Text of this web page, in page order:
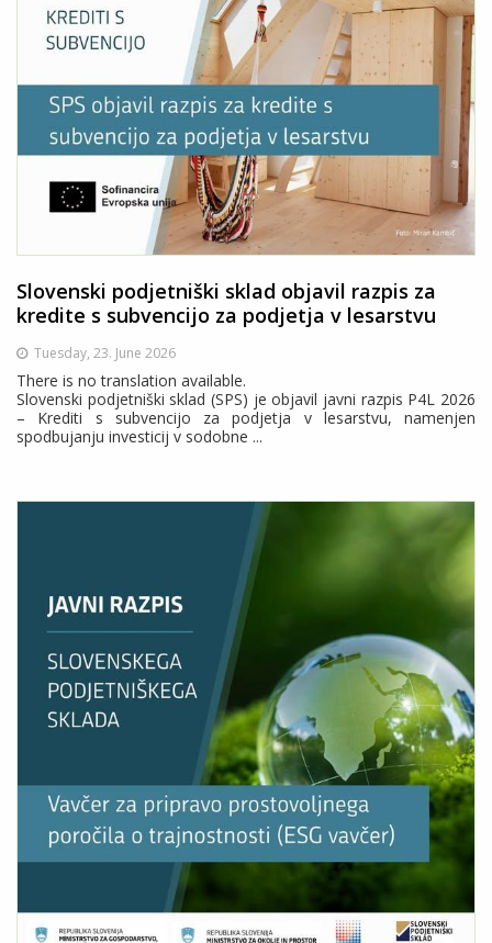
Slovenski podjetniški sklad objavil razpis za
kredite s subvencijo za podjetja v lesarstvu
Tuesday, 23. June 2026
There is no translation available.
Slovenski podjetniški sklad (SPS) je objavil javni razpis P4L 2026
– Krediti s subvencijo za podjetja v lesarstvu, namenjen
spodbujanju investicij v sodobne ...